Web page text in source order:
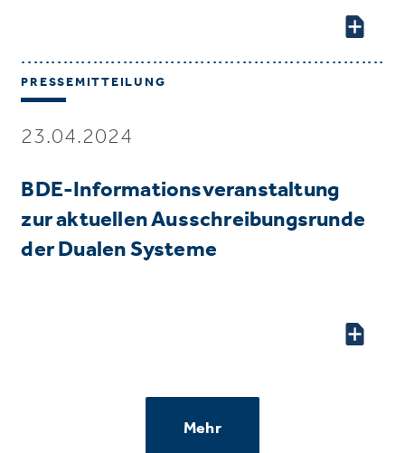
PRESSEMITTEILUNG
23.04.2024
BDE-Informationsveranstaltung
zur aktuellen Ausschreibungsrunde
der Dualen Systeme
Mehr